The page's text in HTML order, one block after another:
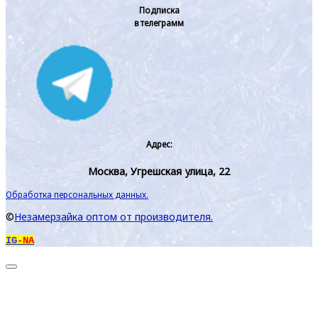
Подписка
в телеграмм
Адрес:
Москва, Угрешская улица, 22
Обработка персональных данных.
©Незамерзайка оптом от производителя.
IG-NA